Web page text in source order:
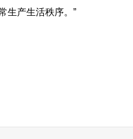
生产生活秩序。”